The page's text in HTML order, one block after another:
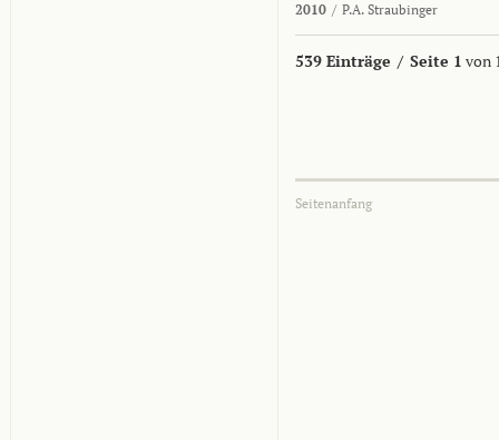
2010 / P.A. Straubinger
539 Einträge / Seite 1 von
Seitenanfang